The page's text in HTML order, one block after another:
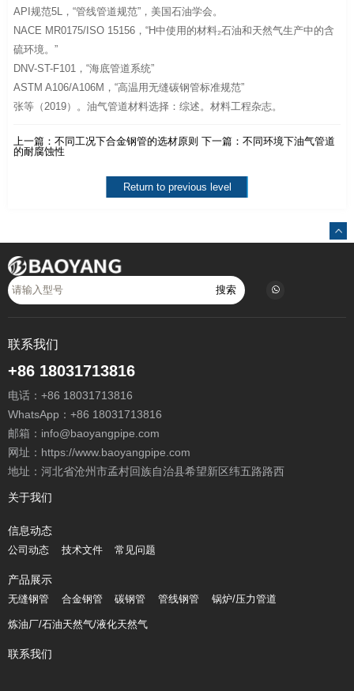
API规范5L，“管线管道规范”，美国石油学会。
NACE MR0175/ISO 15156，“H中使用的材料₂石油和天然气生产中的含
硫环境。”
DNV-ST-F101，“海底管道系统”
ASTM A106/A106M，“高温用无缝碳钢管标准规范”
张等（2019）。油气管道材料选择：综述。材料工程杂志。
上一篇：不同工况下合金钢管的选材原则 下一篇：不同环境下油气管道
的耐腐蚀性
Return to previous level
搜索
联系我们
+86 18031713816
电话： +86 18031713816
WhatsApp： +86 18031713816
邮箱： info@baoyangpipe.com
网址：https://www.baoyangpipe.com
地址：河北省沧州市孟村回族自治县希望新区纬五路路西
关于我们
信息动态
公司动态 技术文件 常见问题
产品展示
无缝钢管 合金钢管 碳钢管 管线钢管 锅炉/压力管道
炼油厂/石油天然气/液化天然气
联系我们